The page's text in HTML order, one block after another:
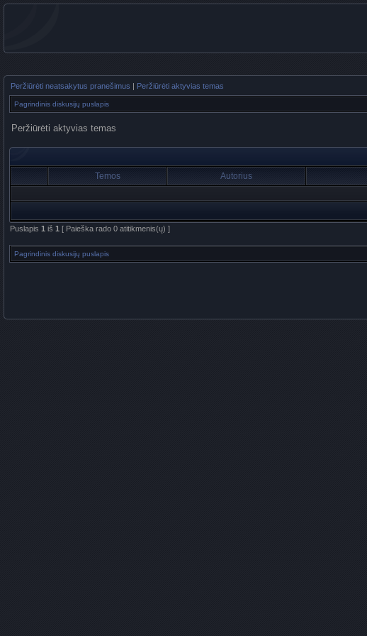
Peržiūrėti neatsakytus pranešimus | Peržiūrėti aktyvias temas
Pagrindinis diskusijų puslapis
Peržiūrėti aktyvias temas
Temos
Autorius
Puslapis 1 iš 1 [ Paieška rado 0 atitikmenis(ų) ]
Pagrindinis diskusijų puslapis